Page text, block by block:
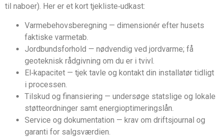
til naboer). Her er et kort tjekliste‑udkast:
Varmebehovsberegning — dimensionér efter husets
faktiske varmetab.
Jordbundsforhold — nødvendig ved jordvarme; få
geoteknisk rådgivning om du er i tvivl.
El‑kapacitet — tjek tavle og kontakt din installatør tidligt
i processen.
Tilskud og finansiering — undersøge statslige og lokale
støtteordninger samt energioptimeringslån.
Service og dokumentation — krav om driftsjournal og
garanti for salgsværdien.